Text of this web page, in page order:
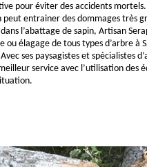
pour éviter des accidents
entrainer des dommages très
l’abattage de sapin, Artisan
ou élagage de tous types d’arbre à
ses paysagistes et spécialistes
service avec l’utilisation des